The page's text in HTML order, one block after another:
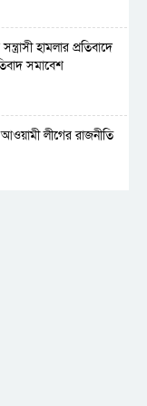
হামলার প্রতিবাদে
সমাবেশ
লীগের রাজনীতি